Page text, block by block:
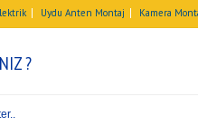
Uydu Anten Montaj Kamera
?